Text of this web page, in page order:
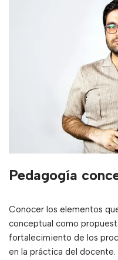
Pedagogía
Conocer los elementos
conceptual como
fortalecimiento de los
en la práctica del docente.